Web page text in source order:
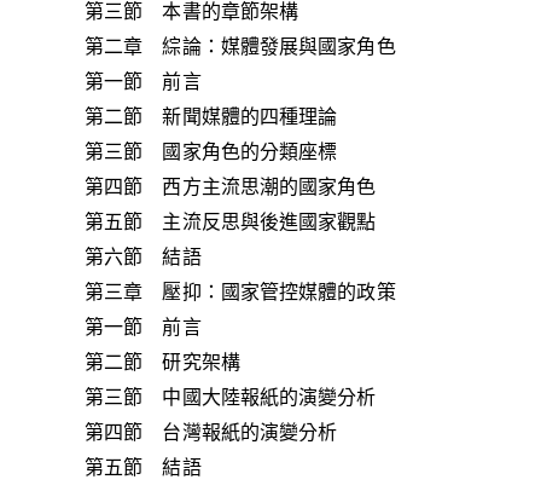
第三節 本書的章節架構
第二章 綜論：媒體發展與國家角色
第一節 前言
第二節 新聞媒體的四種理論
第三節 國家角色的分類座標
第四節 西方主流思潮的國家角色
第五節 主流反思與後進國家觀點
第六節 結語
第三章 壓抑：國家管控媒體的政策
第一節 前言
第二節 研究架構
第三節 中國大陸報紙的演變分析
第四節 台灣報紙的演變分析
第五節 結語